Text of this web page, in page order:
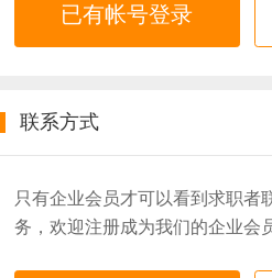
已有帐号登录
联系方式
只有企业会员才可以看到求职者
务，欢迎注册成为我们的企业会